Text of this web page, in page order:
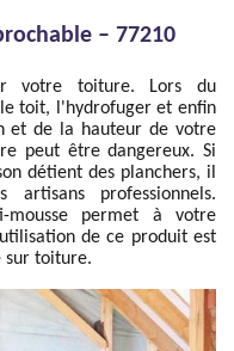
– 77210
votre toiture. Lors du
le toit, l'hydrofuger et enfin
et de la hauteur de votre
peut être dangereux. Si
détient des planchers, il
professionnels.
mousse permet à votre
de ce produit est
sur toiture.